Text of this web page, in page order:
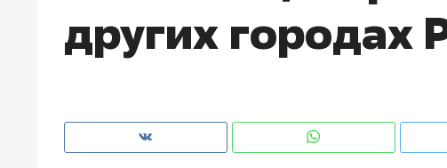
других городах
чем интересен Оман?
о